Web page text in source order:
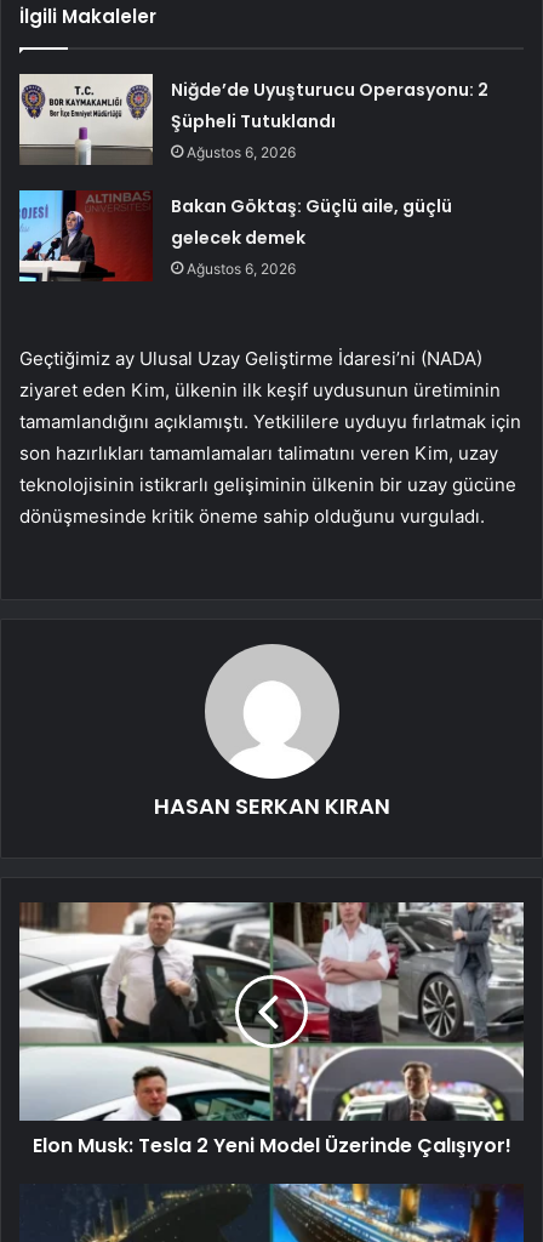
İlgili Makaleler
Niğde’de Uyuşturucu Operasyonu: 2
Şüpheli Tutuklandı
Ağustos 6, 2026
Bakan Göktaş: Güçlü aile, güçlü
gelecek demek
Ağustos 6, 2026
Geçtiğimiz ay Ulusal Uzay Geliştirme İdaresi’ni (NADA)
ziyaret eden Kim, ülkenin ilk keşif uydusunun üretiminin
tamamlandığını açıklamıştı. Yetkililere uyduyu fırlatmak için
son hazırlıkları tamamlamaları talimatını veren Kim, uzay
teknolojisinin istikrarlı gelişiminin ülkenin bir uzay gücüne
dönüşmesinde kritik öneme sahip olduğunu vurguladı.
HASAN SERKAN KIRAN
Elon Musk: Tesla 2 Yeni Model Üzerinde Çalışıyor!